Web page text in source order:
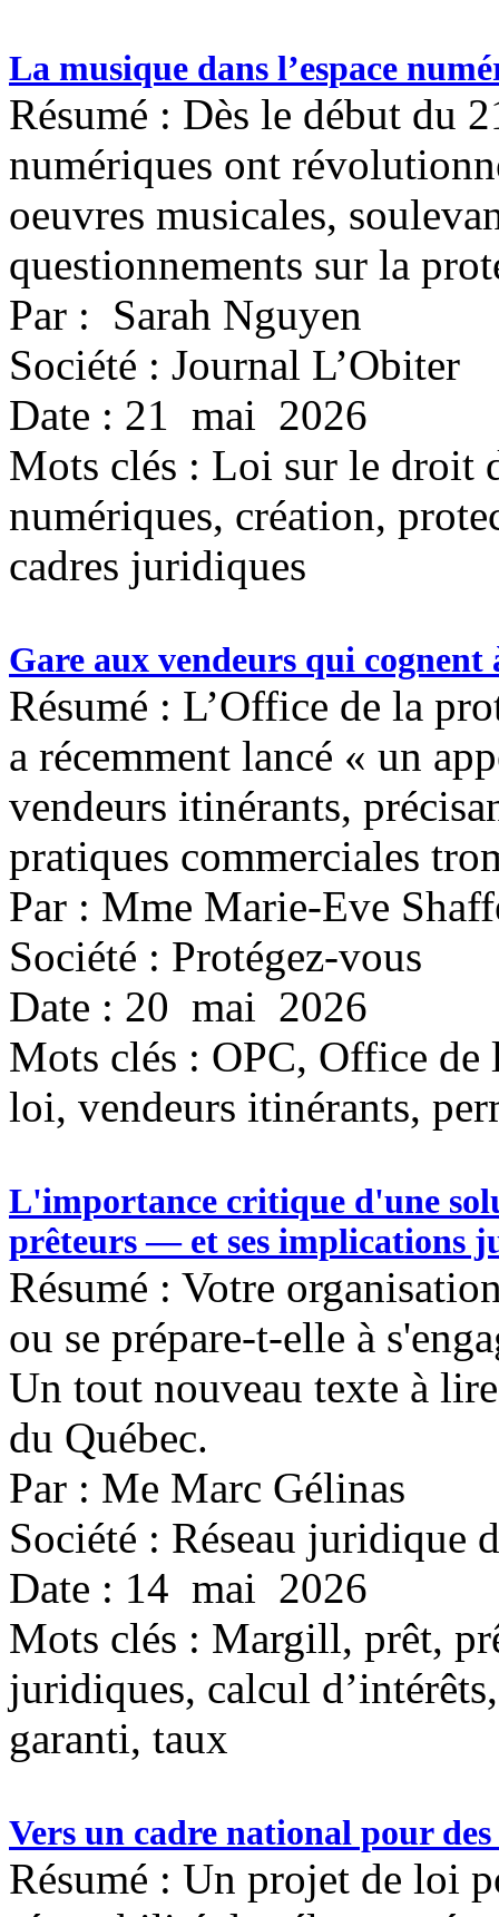
La musique dans l’espace
Résumé : Dès le début du
numériques ont
oeuvres musicales,
questionnements sur la
Par : Sarah Nguyen
Société : Journal L’Obiter
Date : 21 mai 2026
Mots clés : Loi sur le droit
numériques, création,
cadres juridiques
Gare aux vendeurs qui cognent
Résumé : L’Office de la
a récemment lancé « un
vendeurs itinérants,
pratiques commerciales
Par : Mme Marie-Eve
Société : Protégez-vous
Date : 20 mai 2026
Mots clés : OPC, Office de
loi, vendeurs itinérants,
L'importance critique d'une
prêteurs — et ses implications
Résumé : Votre
ou se prépare-t-elle à
Un tout nouveau texte à
du Québec.
Par : Me Marc Gélinas
Société : Réseau juridique
Date : 14 mai 2026
Mots clés : Margill, prêt,
juridiques, calcul
garanti, taux
Vers un cadre national pour
Résumé : Un projet de loi